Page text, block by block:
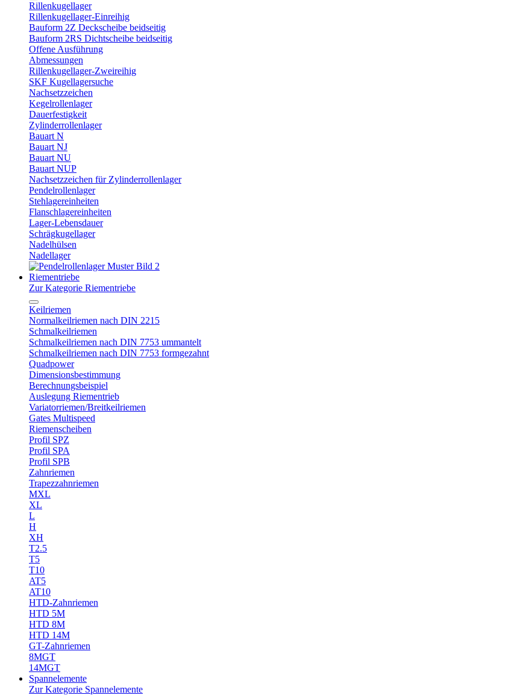
Rillenkugellager
Rillenkugellager-Einreihig
Bauform 2Z Deckscheibe beidseitig
Bauform 2RS Dichtscheibe beidseitig
Offene Ausführung
Abmessungen
Rillenkugellager-Zweireihig
SKF Kugellagersuche
Nachsetzzeichen
Kegelrollenlager
Dauerfestigkeit
Zylinderrollenlager
Bauart N
Bauart NJ
Bauart NU
Bauart NUP
Nachsetzzeichen für Zylinderrollenlager
Pendelrollenlager
Stehlagereinheiten
Flanschlagereinheiten
Lager-Lebensdauer
Schrägkugellager
Nadelhülsen
Nadellager
Riementriebe
Zur Kategorie Riementriebe
Keilriemen
Normalkeilriemen nach DIN 2215
Schmalkeilriemen
Schmalkeilriemen nach DIN 7753 ummantelt
Schmalkeilriemen nach DIN 7753 formgezahnt
Quadpower
Dimensionsbestimmung
Berechnungsbeispiel
Auslegung Riementrieb
Variatorriemen/Breitkeilriemen
Gates Multispeed
Riemenscheiben
Profil SPZ
Profil SPA
Profil SPB
Zahnriemen
Trapezzahnriemen
MXL
XL
L
H
XH
T2.5
T5
T10
AT5
AT10
HTD-Zahnriemen
HTD 5M
HTD 8M
HTD 14M
GT-Zahnriemen
8MGT
14MGT
Spannelemente
Zur Kategorie Spannelemente